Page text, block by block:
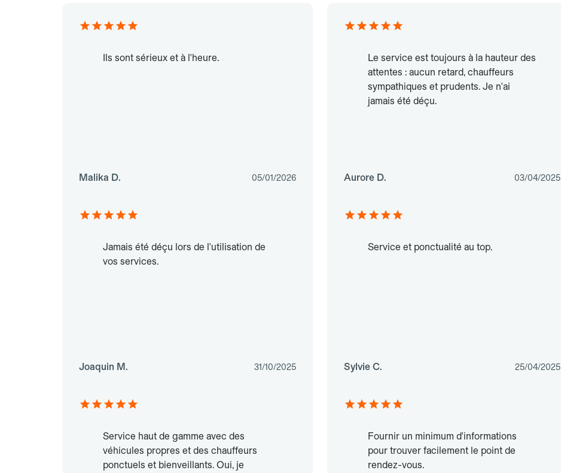
Ils sont sérieux et à l'heure.
Malika D. 05/01/2026
Le service est toujours à la hauteur des
attentes : aucun retard, chauffeurs
sympathiques et prudents. Je n'ai
jamais été déçu.
Aurore D. 03/04/2025
Jamais été déçu lors de l'utilisation de
vos services.
Joaquin M. 31/10/2025
Service et ponctualité au top.
Sylvie C. 25/04/2025
Service haut de gamme avec des
véhicules propres et des chauffeurs
ponctuels et bienveillants. Oui, je
Fournir un minimum d'informations
pour trouver facilement le point de
rendez-vous.